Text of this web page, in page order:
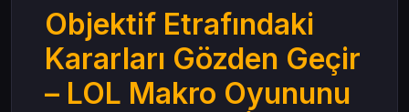
Objektif Etrafındaki
Kararları Gözden Geçir
– LOL Makro Oyununu